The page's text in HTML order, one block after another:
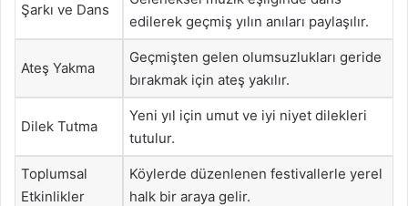
Şarkı ve Dans
edilerek geçmiş yılın anıları paylaşılır.
Ateş Yakma
Geçmişten gelen olumsuzlukları geride
bırakmak için ateş yakılır.
Dilek Tutma
Yeni yıl için umut ve iyi niyet dilekleri
tutulur.
Toplumsal
Etkinlikler
Köylerde düzenlenen festivallerle yerel
halk bir araya gelir.